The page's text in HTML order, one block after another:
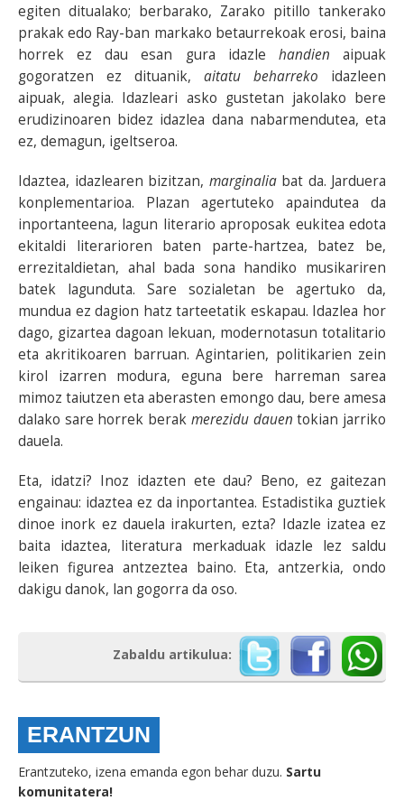
egiten ditualako; berbarako, Zarako pitillo tankerako
prakak edo Ray-ban markako betaurrekoak erosi, baina
horrek ez dau esan gura idazle handien aipuak
gogoratzen ez dituanik, aitatu beharreko idazleen
aipuak, alegia. Idazleari asko gustetan jakolako bere
erudizinoaren bidez idazlea dana nabarmendutea, eta
ez, demagun, igeltseroa.
Idaztea, idazlearen bizitzan, marginaliabat da. Jarduera
konplementarioa. Plazan agertuteko apaindutea da
inportanteena, lagun literario aproposak eukitea edota
ekitaldi literarioren baten parte-hartzea, batez be,
errezitaldietan, ahal bada sona handiko musikariren
batek lagunduta. Sare sozialetan be agertuko da,
mundua ez dagion hatz tarteetatik eskapau. Idazlea hor
dago, gizartea dagoan lekuan, modernotasun totalitario
eta akritikoaren barruan. Agintarien, politikarien zein
kirol izarren modura, eguna bere harreman sarea
mimoz taiutzen eta aberasten emongo dau, bere amesa
dalako sare horrek berak merezidu dauentokian jarriko
dauela.
Eta, idatzi? Inoz idazten ete dau? Beno, ez gaitezan
engainau: idaztea ez da inportantea. Estadistika guztiek
dinoe inork ez dauela irakurten, ezta? Idazle izatea ez
baita idaztea, literatura merkaduak idazle lez saldu
leiken figurea antzeztea baino. Eta, antzerkia, ondo
dakigu danok, lan gogorra da oso.
Zabaldu artikulua:
ERANTZUN
Erantzuteko, izena emanda egon behar duzu. Sartu
komunitatera!